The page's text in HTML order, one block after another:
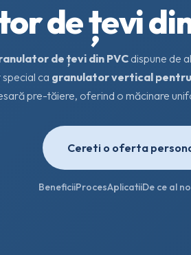
de țevi
de țevi din PVCdispune de
ca granulator vertical pentru
pre-tăiere, oferind o măcinare
Cereti o oferta
BeneficiiProcesAplicatiiDe ce al